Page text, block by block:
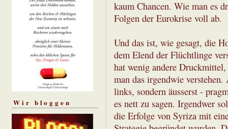
Wir bloggen
kaum Chancen. Wie man es
Folgen der Eurokrise voll ab.
Und das ist, wie gesagt, die
dem Elend der Flüchtlinge
hat wenig andere
man das irgendwie
links, sondern äusserst -
es nett zu sagen. Irgendwer
die Erfolge von Syriza mit